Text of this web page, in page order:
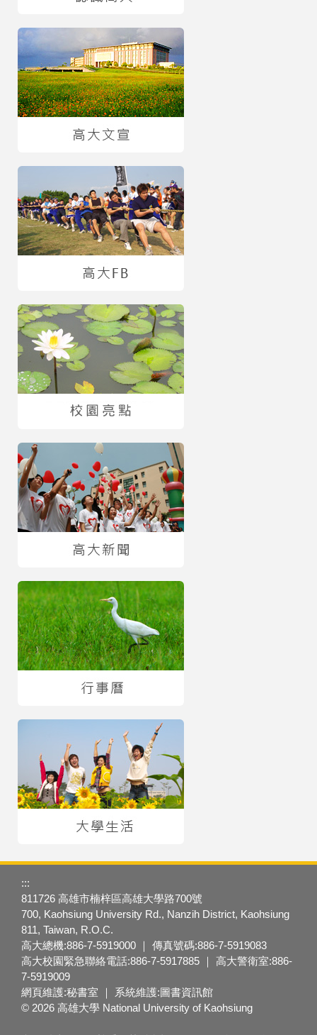
:::
811726 高雄市楠梓區高雄大學路700號
700, Kaohsiung University Rd., Nanzih District, Kaohsiung
811, Taiwan, R.O.C.
高大總機:886-7-5919000 ｜ 傳真號碼:886-7-5919083
高大校園緊急聯絡電話:886-7-5917885 ｜ 高大警衛室:886-
7-5919009
網頁維護:秘書室 ｜ 系統維護:圖書資訊館
© 2026 高雄大學 National University of Kaohsiung